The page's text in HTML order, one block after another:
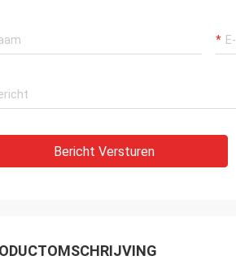
Bericht Versturen